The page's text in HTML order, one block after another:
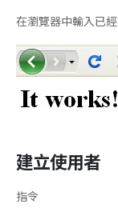
在瀏覽器中輸入已
建立使用者
指令